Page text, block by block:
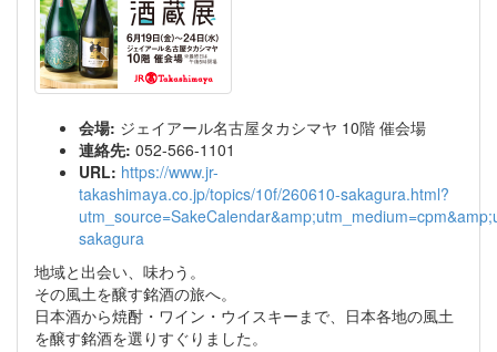
会場: ジェイアール名古屋タカシマヤ 10階 催会場
連絡先: 052-566-1101
URL: https://www.jr-
takashimaya.co.jp/topics/10f/260610-sakagura.html?
sakagura
地域と出会い、味わう。
その風土を醸す銘酒の旅へ。
日本酒から焼酎・ワイン・ウイスキーまで、日本各地の風土
を醸す銘酒を選りすぐりました。